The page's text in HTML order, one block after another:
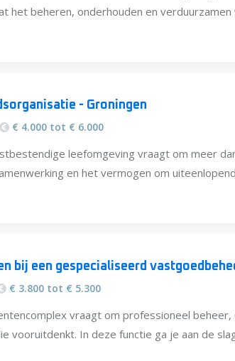
het beheren, onderhouden en verduurzamen
- Groningen
€ 4.000 tot € 6.000
leefomgeving vraagt om meer
en het vermogen om
bij een gespecialiseerd
€ 3.800 tot € 5.300
vraagt om professioneel beheer,
vooruitdenkt. In deze functie ga je aan de